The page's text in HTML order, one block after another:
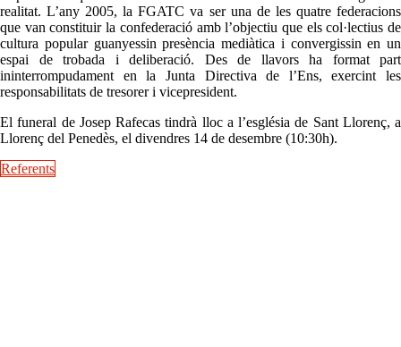
realitat. L’any 2005, la FGATC va ser una de les quatre federacions
que van constituir la confederació amb l’objectiu que els col·lectius de
cultura popular guanyessin presència mediàtica i convergissin en un
espai de trobada i deliberació. Des de llavors ha format part
ininterrompudament en la Junta Directiva de l’Ens, exercint les
responsabilitats de tresorer i vicepresident.
El funeral de Josep Rafecas tindrà lloc a l’església de Sant Llorenç, a
Llorenç del Penedès, el divendres 14 de desembre (10:30h).
Referents